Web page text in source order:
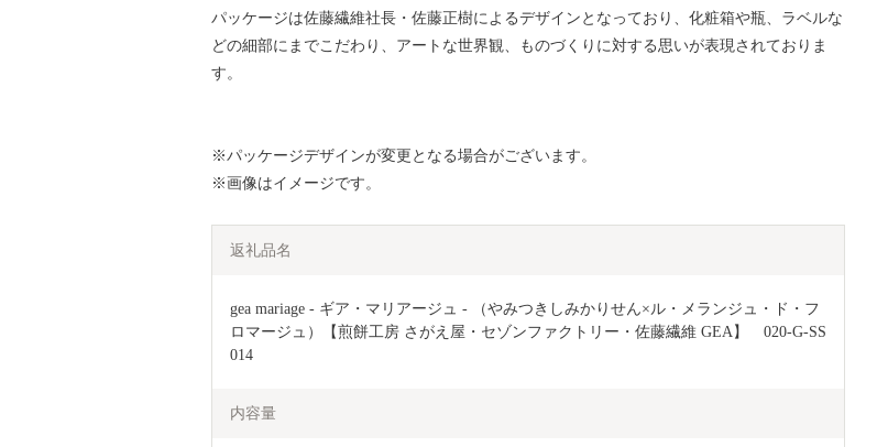
パッケージは佐藤繊維社長・佐藤正樹によるデザインとなっており、化粧箱や瓶、ラベルな
どの細部にまでこだわり、アートな世界観、ものづくりに対する思いが表現されておりま
す。
※パッケージデザインが変更となる場合がございます。
※画像はイメージです。
返礼品名
gea mariage - ギア・マリアージュ - （やみつきしみかりせん×ル・メランジュ・ド・フ
ロマージュ）【煎餅工房 さがえ屋・セゾンファクトリー・佐藤繊維 GEA】　020-G-SS
014
内容量